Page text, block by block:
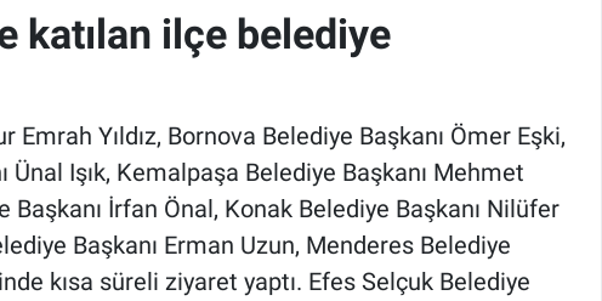
katılan ilçe belediye
Emrah Yıldız, Bornova Belediye Başkanı Ömer Eşki,
Ünal Işık, Kemalpaşa Belediye Başkanı Mehmet
Başkanı İrfan Önal, Konak Belediye Başkanı Nilüfer
Başkanı Erman Uzun, Menderes Belediye
kısa süreli ziyaret yaptı. Efes Selçuk Belediye